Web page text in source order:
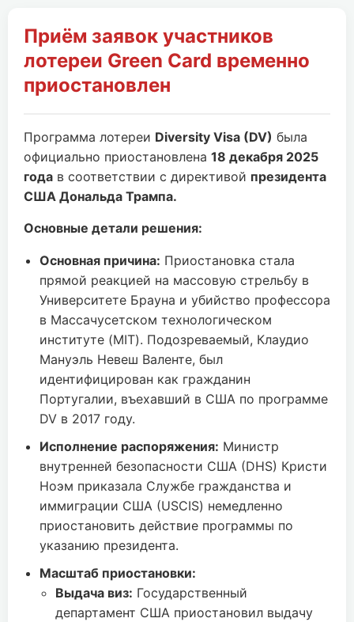
Приём заявок участников
лотереи Green Card временно
приостановлен
Программа лотереи Diversity Visa (DV) была
официально приостановлена 18 декабря 2025
года в соответствии с директивой президента
США Дональда Трампа.
Основные детали решения:
Основная причина: Приостановка стала
прямой реакцией на массовую стрельбу в
Университете Брауна и убийство профессора
в Массачусетском технологическом
институте (MIT). Подозреваемый, Клаудио
Мануэль Невеш Валенте, был
идентифицирован как гражданин
Португалии, въехавший в США по программе
DV в 2017 году.
Исполнение распоряжения: Министр
внутренней безопасности США (DHS) Кристи
Ноэм приказала Службе гражданства и
иммиграции США (USCIS) немедленно
приостановить действие программы по
указанию президента.
Масштаб приостановки:
Выдача виз: Государственный
департамент США приостановил выдачу